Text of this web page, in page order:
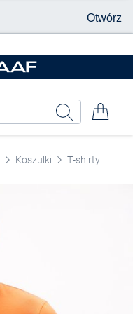
Koszulki T-shirty
Otwórz